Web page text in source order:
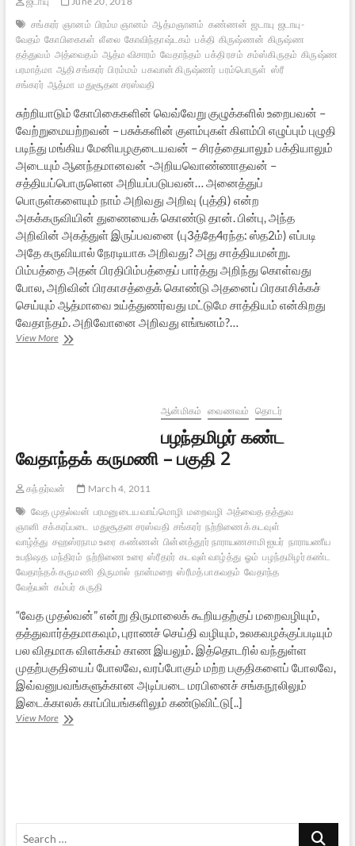
சங்கரர் ஞானம் பிரம்ம ஞானம் ஆத்மஞானம் கண்ணன் ஜடாயு ஜடாயு-
வேதம் கோபிகைகள் லீலை கோவிந்தாஷ்டகம் பக்தி கிருஷ்ணன் கிருஷ்ண
தத்துவம் அத்வைதம் ஆத்ம விசாரம் வேதாந்தம் பக்தி ரசம் சம்ஸ்கிருதம் கிருஷ்ண
பரமாத்மா ஆதி சங்கரர் பிரம்மம் பகவான் கிருஷ்ணர் பரம்பொருள் ஸ்ரீ
சங்கரர் ஆத்மா மதுசூதன சரஸ்வதி
சுற்றியாடும் கோபிகைகளின் வெவ்வேறு குழுக்களில் உறைபவன் –
வேற்றுமையற்றவன் – பசுக்களின் குளம்புகள் கிளம்பி எழுப்பும் புழுதி
படிந்து மங்கிய மேனியழகுடையவன் – சிரத்தையாலும் பக்தியாலும்
அடையும் ஆனந்தமானவன் -அறியவொண்ணாதவன் –
சத்தியப்பொருளென அறியப்படுபவன்… அனைத்துப்
பொருள்களையும் நாம் அறிவது அறிவு (புத்தி) என்ற
அகக்கருவியின் துணையைக் கொண்டு தான். பின்பு, அந்த
அறிவின் அகத்துள் இருப்பவனை (பு3த்தே4ரந்த: ஸ்த2ம்) எப்படி
அதே கருவியால் நேரடியாக அறிவது? அது சாத்தியமன்று.
பிம்பத்தை அதன் பிரதிபிம்பத்தைப் பார்த்து அறிந்து கொள்வது
போல, அறிவின் பிரகாசத்தைக் கொண்டு அதனைப் பிரகாசிக்கச்
செய்யும் ஆத்மாவை உய்த்துணர்வது மட்டுமே சாத்தியம் என்கிறது
வேதாந்தம். அறிவோனை அறிவது எங்ஙனம்?…
View Moreஸ்ரீசங்கரரின்
ஆன்மிகம் வைணவம் தொடர்
பழந்தமிழர் கண்ட
வேதாந்தக் கருமணி – பகுதி 2
கந்தர்வன்
March 4, 2011
வேத முதல்வன் பரமனுடைய வாய்மொழி மறைவழி அத்வைத தத்துவ
ஞானி சக்கரப்படை மதுசூதன சரஸ்வதி சங்கரர் நற்றிணைக் கடவுள்
வாழ்த்து சஹஸ்ரநாம உரை கண்ணன் பின்னத்தூர் நாராயணசாமி ஐயர் நாராயணீய
உபநிஷத மந்திரம் நற்றிணை உரை ஸ்ரீதரர் கடவுள் வாழ்த்து ஓம் பழந்தமிழர் கண்ட
வேதாந்தக் கருமணி திருமால் நான்மறை ஸ்ரீமத் பாகவதம் வேதாந்த
வேத்யன் கம்பர் சுருதி
“வேத முதல்வன்” என்று திருமாலைக் கூறியதற்குப் மறைவழியும்,
தத்துவார்த்தமாகவும், புராணச் செய்தி வழியும், உலகவழக்குப்படியும்
பல விதமாக விளக்கம் காண இயலும். இத்தொடரில் வந்துள்ள
முதற்பகுதியைப் போலவே, வரப்போகும் மற்ற பகுதிகளைப் போலவே,
இவ்வனுபவங்களுக்கான அடிப்படை மரபினைச் சங்கநூலிலும்
இடைக்காலக் காப்பியங்களிலும் கண்டுவிட்டு[..]
View Moreபழந்தமிழர்
Search